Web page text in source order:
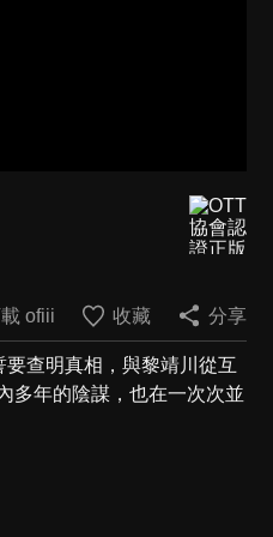
ofiii 收藏 分享
查明真相，與黎靖川從互
多年的陰謀，也在一次次並